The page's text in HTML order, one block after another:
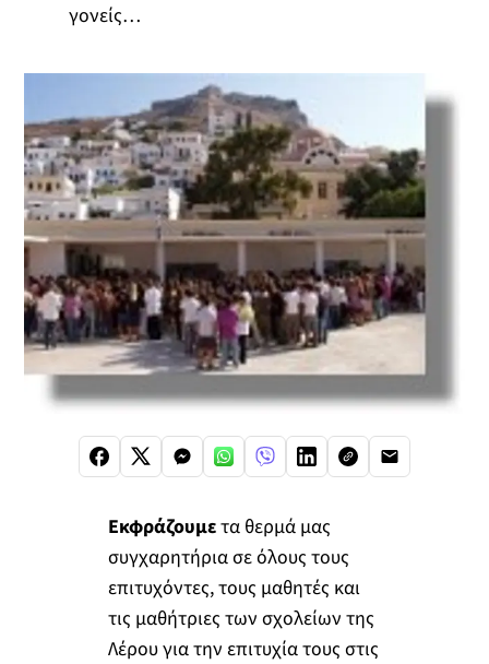
γονείς…
Εκφράζουμετα θερμά μας
συγχαρητήρια σε όλους τους
επιτυχόντες, τους μαθητές και
τις μαθήτριες των σχολείων της
Λέρου για την επιτυχία τους στις